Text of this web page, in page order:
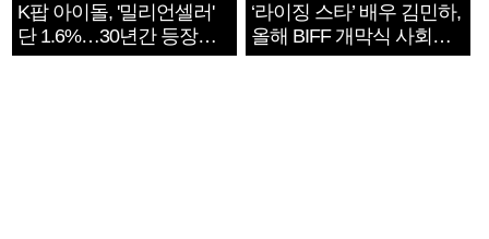
K팝 아이돌, '밀리언셀러'
단 1.6%…30년간 등장
1182개팀 전수조사
‘라이징 스타’ 배우 김민하,
올해 BIFF 개막식 사회자
확정